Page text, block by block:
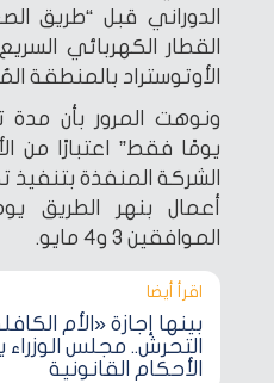
الدوراني قبل “طريق
القطار الكهربائي
الأوتوستراد بالمنطقة
الشركة المنفذة بتنفيذ
أعمال بنهر الطريق
الموافقين 3 و4 مايو.
اقرأ أيضا‎
بينها إجازة «الأم
التحرش.. مجلس
الأحكام القانونية